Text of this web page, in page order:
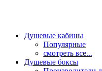
Душевые кабины
Популярные
смотреть все...
Душевые боксы